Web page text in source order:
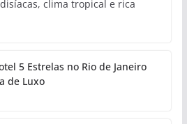
clima tropical e rica
5 Estrelas no Rio de Janeiro
de Luxo